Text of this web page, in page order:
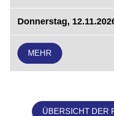
Donnerstag,
MEHR
ÜBERSICHT DER